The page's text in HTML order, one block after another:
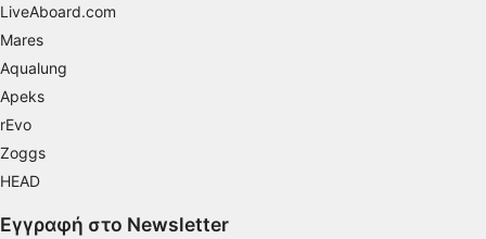
LiveAboard.com
Mares
Aqualung
Apeks
rEvo
Zoggs
HEAD
Εγγραφή στο Newsletter
Ειδικά χαρακτηριστικά IAB:
γεωεντοπισμού
Σκοποί επεξεργασίας που δεν αφορούν τη ΔΑΒ: